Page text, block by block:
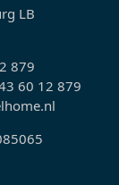
LB
879
60 12 879